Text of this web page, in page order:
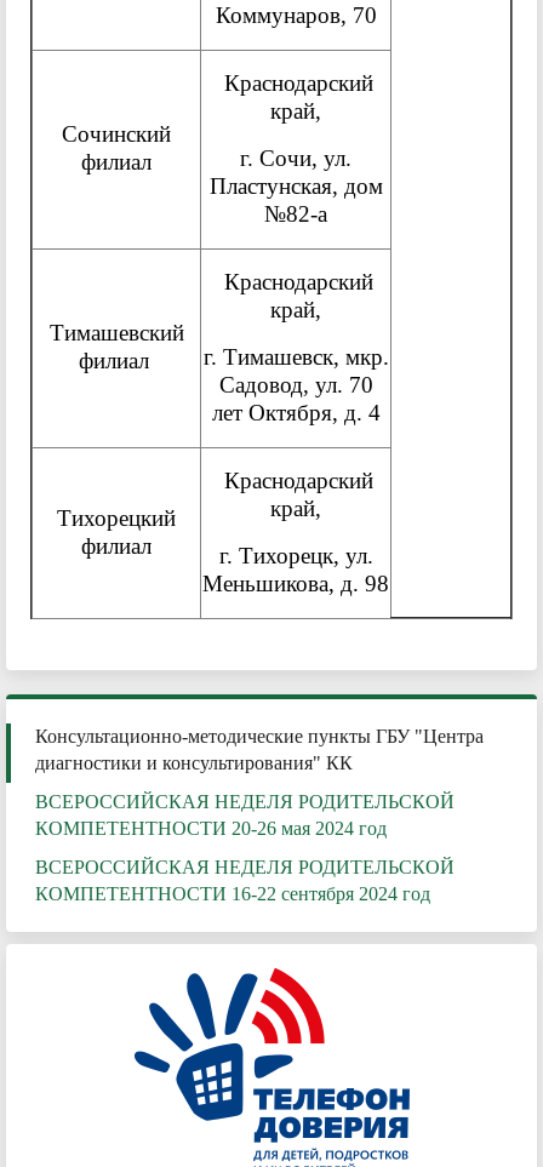
Коммунаров, 70
Сочинский
филиал
Краснодарский
край,
г. Сочи, ул.
Пластунская, дом
№82-а
Тимашевский
филиал
Краснодарский
край,
г. Тимашевск, мкр.
Садовод, ул. 70
лет Октября, д. 4
Тихорецкий
филиал
Краснодарский
край,
г. Тихорецк, ул.
Меньшикова, д. 98
Консультационно-методические пункты ГБУ "Центра
диагностики и консультирования" КК
ВСЕРОССИЙСКАЯ НЕДЕЛЯ РОДИТЕЛЬСКОЙ
КОМПЕТЕНТНОСТИ 20-26 мая 2024 год
ВСЕРОССИЙСКАЯ НЕДЕЛЯ РОДИТЕЛЬСКОЙ
КОМПЕТЕНТНОСТИ 16-22 сентября 2024 год